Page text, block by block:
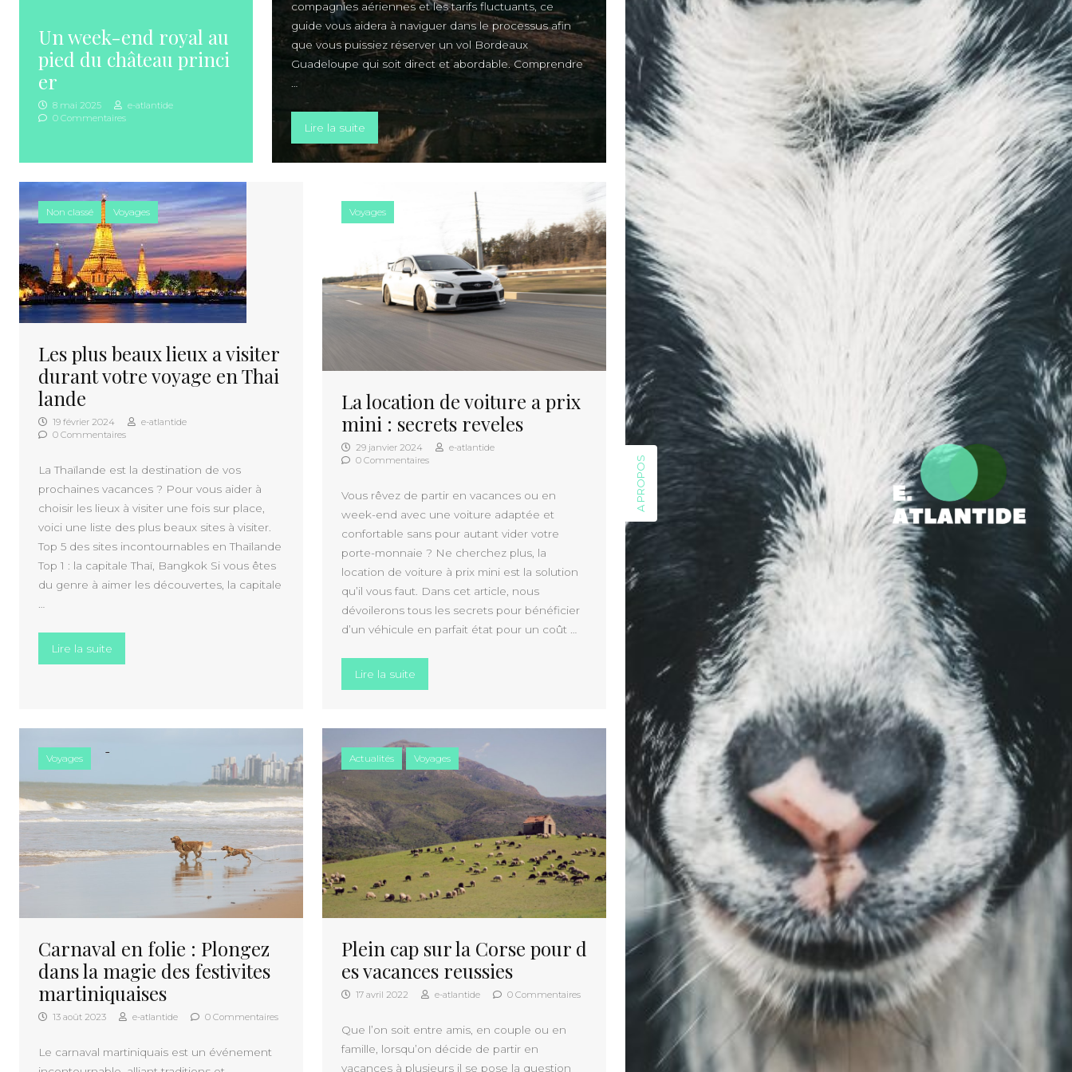
Un week-end royal au
pied du château princi
er
8 mai 2025
e-atlantide
0 Commentaires
compagnies aériennes et les tarifs fluctuants, ce
guide vous aidera à naviguer dans le processus afin
que vous puissiez réserver un vol Bordeaux
Guadeloupe qui soit direct et abordable. Comprendre
…
Lire la suite« Réserver un vol Bordeaux Guadeloupe direct et économique »
Non classé Voyages
Les plus beaux lieux a visiter
durant votre voyage en Thai
lande
19 février 2024
e-atlantide
0 Commentaires
La Thaïlande est la destination de vos
prochaines vacances ? Pour vous aider à
choisir les lieux à visiter une fois sur place,
voici une liste des plus beaux sites à visiter.
Top 5 des sites incontournables en Thaïlande
Top 1 : la capitale Thaï, Bangkok Si vous êtes
du genre à aimer les découvertes, la capitale
Lire la suite
Voyages
La location de voiture a prix
mini : secrets reveles
29 janvier 2024
e-atlantide
0 Commentaires
Vous rêvez de partir en vacances ou en
week-end avec une voiture adaptée et
confortable sans pour autant vider votre
porte-monnaie ? Ne cherchez plus, la
location de voiture à prix mini est la solution
qu’il vous faut. Dans cet article, nous
dévoilerons tous les secrets pour bénéficier
d’un véhicule en parfait état pour un coût …
Lire la suite « La location de voiture a prix mini : secrets reveles »
Voyages
Carnaval en folie : Plongez
dans la magie des festivites
martiniquaises
13 août 2023 e-atlantide 0 Commentaires
Le carnaval martiniquais est un événement
Actualités Voyages
Plein cap sur la Corse pour d
es vacances reussies
17 avril 2022 e-atlantide 0 Commentaires
Que l’on soit entre amis, en couple ou en
famille, lorsqu’on décide de partir en
vacances à plusieurs il se pose la question
A PROPOS